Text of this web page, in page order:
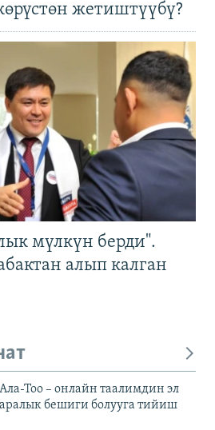
жетиштүүбү?
мүлкүн берди".
алып калган
Ала-Тоо – онлайн таалимдин эл
аралык бешиги болууга тийиш